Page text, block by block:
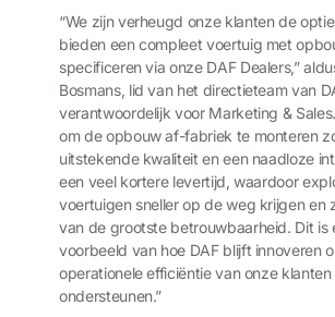
“We zijn verheugd onze klanten de
bieden een compleet voertuig met
specificeren via onze DAF Dealers,”
Bosmans, lid van het directieteam van
verantwoordelijk voor Marketing &
om de opbouw af-fabriek te monteren
uitstekende kwaliteit en een naadloze
een veel kortere levertijd, waardoor
voertuigen sneller op de weg krijgen en
van de grootste betrouwbaarheid. Dit is
voorbeeld van hoe DAF blijft innoveren
operationele efficiëntie van onze klanten
ondersteunen.”